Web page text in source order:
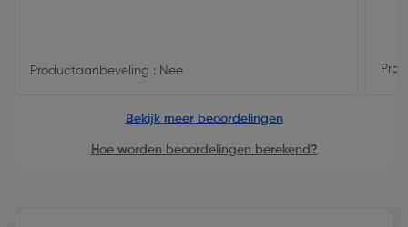
Productaanbeveling : Nee
Bekijk meer beoordelingen
Hoe worden beoordelingen berekend?